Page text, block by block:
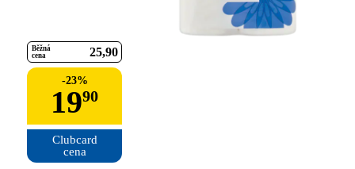
Běžná
cena
25 90
-23%
1990
Clubcard
cena